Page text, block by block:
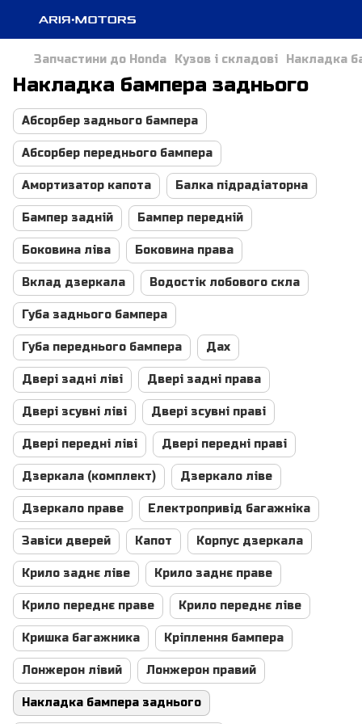
Запчастини до Honda Кузов і складові Накладка
Накладка бампера заднього
Абсорбер заднього бампера
Абсорбер переднього бампера
Амортизатор капота Балка підрадіаторна
Бампер задній Бампер передній
Боковина ліва Боковина права
Вклад дзеркала Водостік лобового скла
Губа заднього бампера
Губа переднього бампера Дах
Двері задні ліві Двері задні права
Двері зсувні ліві Двері зсувні праві
Двері передні ліві Двері передні праві
Дзеркала (комплект) Дзеркало ліве
Дзеркало праве Електропривід багажніка
Завіси дверей Капот Корпус дзеркала
Крило заднє ліве Крило заднє праве
Крило переднє праве Крило переднє ліве
Кришка багажника Кріплення бампера
Лонжерон лівий Лонжерон правий
Накладка бампера заднього